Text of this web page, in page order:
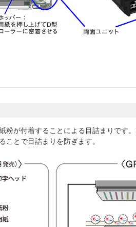
粉が付着することによる目詰まりです
ことで目詰まりを防ぎます。